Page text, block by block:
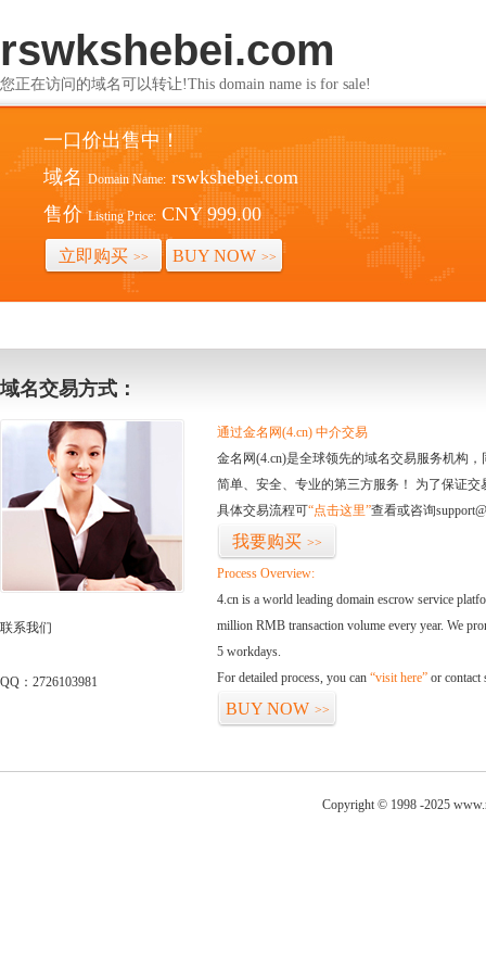
rswkshebei.com
您正在访问的域名可以转让!This domain name is for sale!
一口价出售中！
域名 Domain Name: rswkshebei.com
售价 Listing Price: CNY 999.00
立即购买 >> BUY NOW >>
域名交易方式：
联系我们
QQ：2726103981
通过金名网(4.cn) 中介交易
金名网(4.cn)是全球领先的域名交易服务机构
简单、安全、专业的第三方服务！ 为了保证
具体交易流程可“点击这里”查看或咨询
我要购买 >>
Process Overview:
4.cn is a world leading domain escrow service
million RMB transaction volume every year. We
5 workdays.
For detailed process, you can “visit here” or contact
BUY NOW >>
Copyright © 1998 -2025